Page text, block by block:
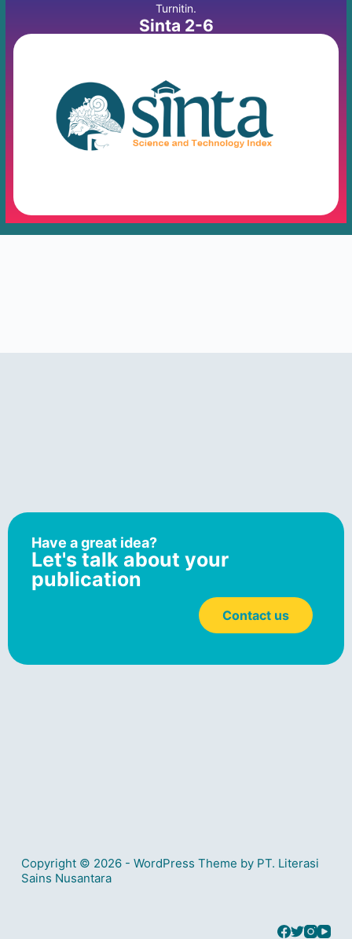
Turnitin.
Sinta 2-6
Have a great idea?
Let's talk about your
publication
Contact us
Copyright © 2026 - WordPress Theme by PT. Literasi
Sains Nusantara